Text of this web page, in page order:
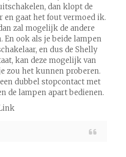
dan klopt de
en gaat het fout vermoed ik.
zal mogelijk de andere
En ook als je beide lampen
en dus de Shelly
kan deze mogelijk van
zou het kunnen proberen.
dubbel stopcontact met
de lampen apart bedienen.